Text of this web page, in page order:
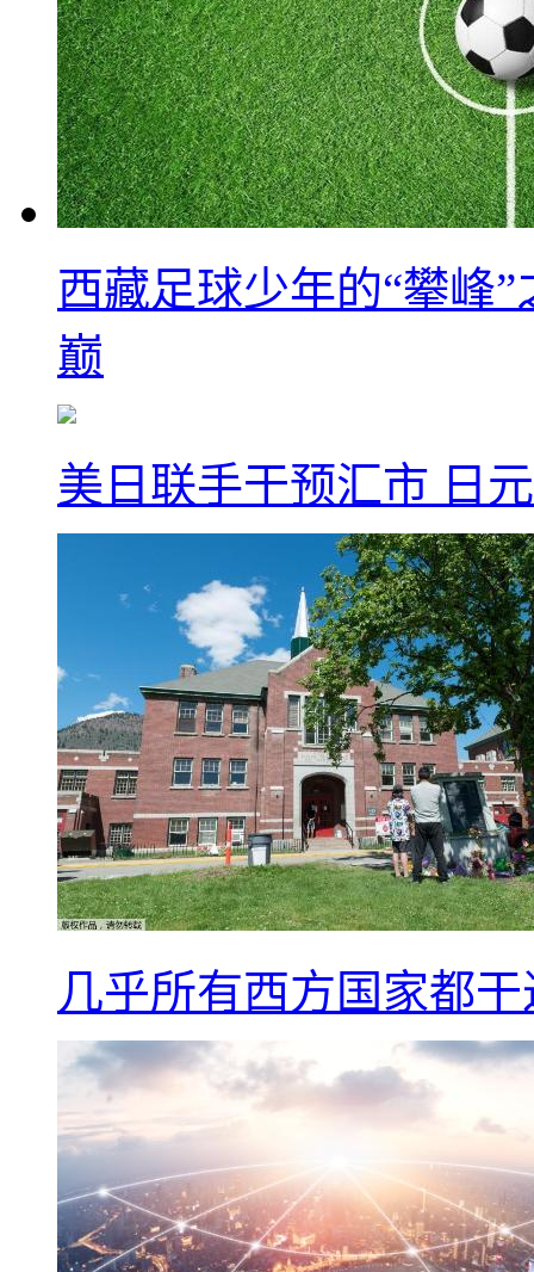
西藏足球少年的“攀峰
巅
美日联手干预汇市 日
几乎所有西方国家都